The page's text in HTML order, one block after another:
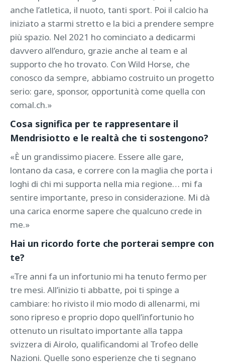
anche l’atletica, il nuoto, tanti sport. Poi il calcio ha
iniziato a starmi stretto e la bici a prendere sempre
più spazio. Nel 2021 ho cominciato a dedicarmi
davvero all’enduro, grazie anche al team e al
supporto che ho trovato. Con Wild Horse, che
conosco da sempre, abbiamo costruito un progetto
serio: gare, sponsor, opportunità come quella con
comal.ch.»
Cosa significa per te rappresentare il
Mendrisiotto e le realtà che ti sostengono?
«È un grandissimo piacere. Essere alle gare,
lontano da casa, e correre con la maglia che porta i
loghi di chi mi supporta nella mia regione… mi fa
sentire importante, preso in considerazione. Mi dà
una carica enorme sapere che qualcuno crede in
me.»
Hai un ricordo forte che porterai sempre con
te?
«Tre anni fa un infortunio mi ha tenuto fermo per
tre mesi. All’inizio ti abbatte, poi ti spinge a
cambiare: ho rivisto il mio modo di allenarmi, mi
sono ripreso e proprio dopo quell’infortunio ho
ottenuto un risultato importante alla tappa
svizzera di Airolo, qualificandomi al Trofeo delle
Nazioni. Quelle sono esperienze che ti segnano